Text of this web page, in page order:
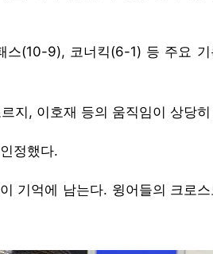
(10-9), 코너킥(6-1) 등 주요 기
지, 이호재 등의 움직임이 상당
정했다.
기억에 남는다. 윙어들의 크로스